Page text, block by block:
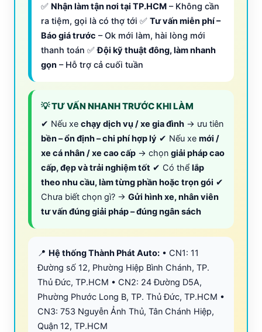
✅ Nhận làm tận nơi tại TP.HCM – Không cần
ra tiệm, gọi là có thợ tới ✅ Tư vấn miễn phí –
Báo giá trước – Ok mới làm, hài lòng mới
thanh toán ✅Đội kỹ thuật đông, làm nhanh
gọn – Hỗ trợ cả cuối tuần
💡 TƯ VẤN NHANH TRƯỚC KHI LÀM
✔ Nếu xe chạy dịch vụ / xe gia đình → ưu tiên
bền – ổn định – chi phí hợp lý ✔ Nếu xe mới /
xe cá nhân / xe cao cấp → chọn giải pháp cao
cấp, đẹp và trải nghiệm tốt ✔ Có thể lắp
theo nhu cầu, làm từng phần hoặc trọn gói ✔
Chưa biết chọn gì? → Gửi hình xe, nhân viên
tư vấn đúng giải pháp – đúng ngân sách
📍 Hệ thống Thành Phát Auto: • CN1: 11
Đường số 12, Phường Hiệp Bình Chánh, TP.
Thủ Đức, TP.HCM • CN2: 24 Đường D5A,
Phường Phước Long B, TP. Thủ Đức, TP.HCM •
CN3: 753 Nguyễn Ảnh Thủ, Tân Chánh Hiệp,
Quận 12, TP.HCM